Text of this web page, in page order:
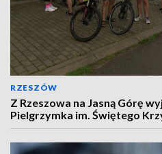
RZESZÓW
Z Rzeszowa na Jasną Górę
Pielgrzymka im. Świętego